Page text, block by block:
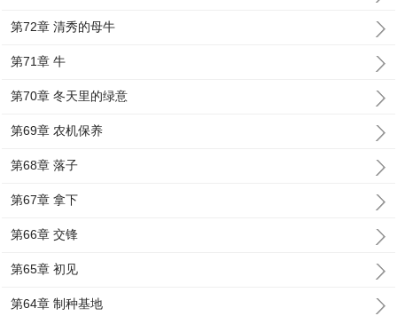
第72章 清秀的母牛
第71章 牛
第70章 冬天里的绿意
第69章 农机保养
第68章 落子
第67章 拿下
第66章 交锋
第65章 初见
第64章 制种基地